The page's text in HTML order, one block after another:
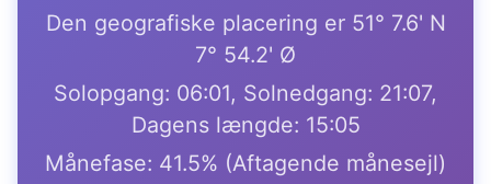
Den geografiske placering er 51° 7.6' N
7° 54.2' Ø
Solopgang: 06:01, Solnedgang: 21:07,
Dagens længde: 15:05
Månefase: 41.5% (Aftagende månesejl)